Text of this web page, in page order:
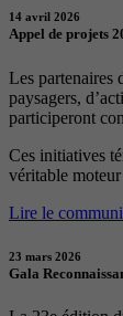
14 avril 2026
Appel de projets
Les partenaires
paysagers,
participeront
Ces initiatives
véritable
Lire le
23 mars 2026
Gala